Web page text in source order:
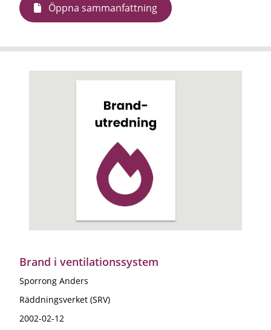
Öppna sammanfattning
Brand i ventilationssystem
Sporrong Anders
Räddningsverket (SRV)
2002-02-12